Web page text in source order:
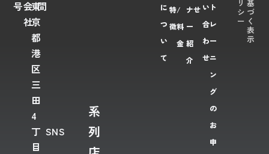
号会
社
東
京
都
港
区
三
田
4
丁
目
間
SNS
系
列
に
つ
い
て
特
徴
/
料
金
ナ
ー
紹
介
せ い
合
わ
せ
ト
レ
ー
ニ
ン
グ
の
お
申
リ
シ
ー
基
づ
く
表
示